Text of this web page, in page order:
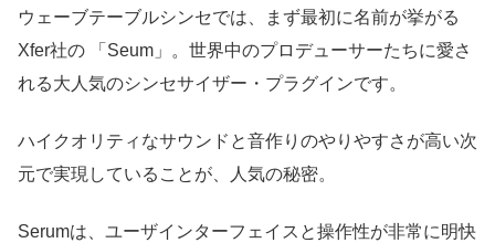
ウェーブテーブルシンセでは、まず最初に名前が挙がる
Xfer社の 「Seum」。世界中のプロデューサーたちに愛さ
れる大人気のシンセサイザー・プラグインです。
ハイクオリティなサウンドと音作りのやりやすさが高い次
元で実現していることが、人気の秘密。
Serumは、ユーザインターフェイスと操作性が非常に明快